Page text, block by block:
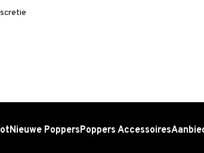
Nieuwe PoppersPoppers Accessoires